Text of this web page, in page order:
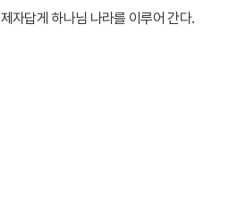
제자답게 하나님 나라를 이루어 간다.